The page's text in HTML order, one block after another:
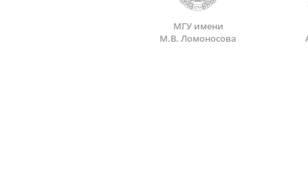
МГУ имени
М.В. Ломоносова